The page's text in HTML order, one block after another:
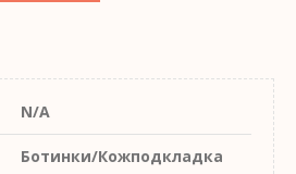
N/A
Ботинки/Кожподкладка